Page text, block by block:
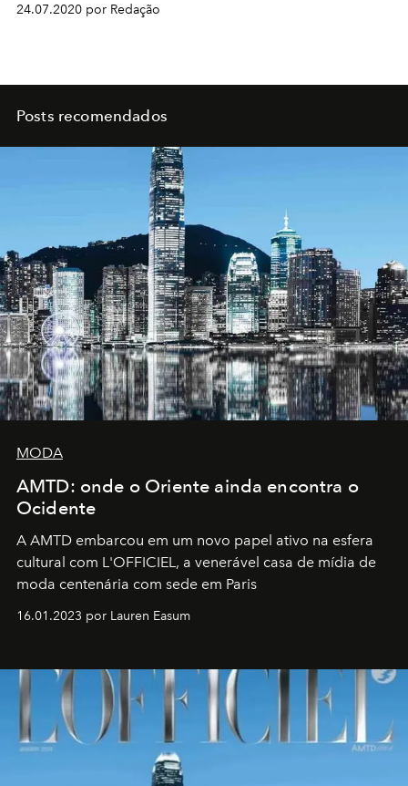
24.07.2020 por Redação
Posts recomendados
MODA
AMTD: onde o Oriente ainda encontra o
Ocidente
A AMTD embarcou em um novo papel ativo na esfera
cultural com L'OFFICIEL, a venerável casa de mídia de
moda centenária com sede em Paris
16.01.2023 por Lauren Easum